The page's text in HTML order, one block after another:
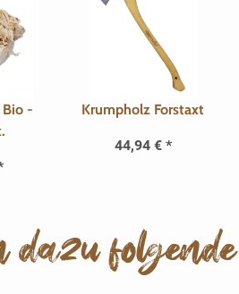
Bio -
Krumpholz Forstaxt
44,94 € *
dazu